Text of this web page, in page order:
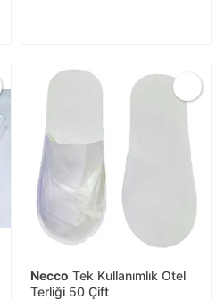
Necco Tek Kullanımlık Otel
Terliği 50 Çift